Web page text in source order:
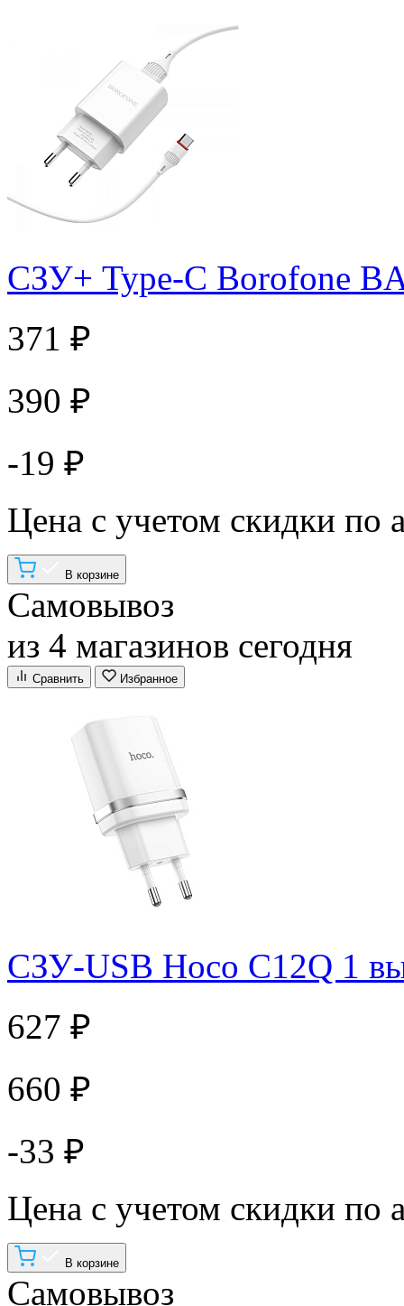
СЗУ+ Type-C Borofone
371 ₽
390 ₽
-19 ₽
Цена с учетом скидки по
В корзине
Самовывоз
из 4 магазинов сегодня
Сравнить Избранное
СЗУ-USB Hoco C12Q 1
627 ₽
660 ₽
-33 ₽
Цена с учетом скидки по
В корзине
Самовывоз